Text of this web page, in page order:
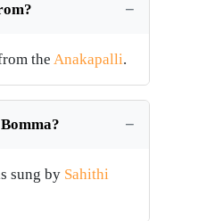
the Anakapalli.
sung by Sahithi